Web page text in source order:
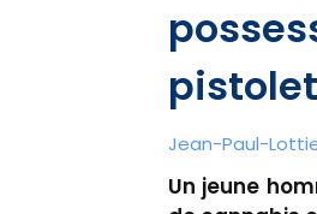
Jean-Paul-
Un jeune